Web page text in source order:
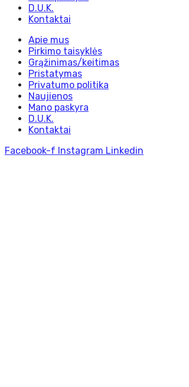
D.U.K.
Kontaktai
Apie mus
Pirkimo taisyklės
Grąžinimas/keitimas
Pristatymas
Privatumo politika
Naujienos
Mano paskyra
D.U.K.
Kontaktai
Facebook-f Instagram Linkedin